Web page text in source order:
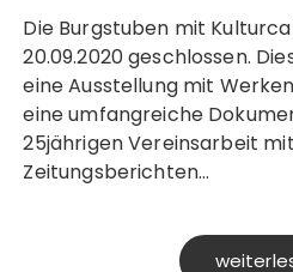
Die Burgstuben mit Kulturcafé sind seit dem
20.09.2020 geschlossen.
eine Ausstellung mit
eine umfangreiche
25jährigen Vereinsarbeit
Zeitungsberichten…